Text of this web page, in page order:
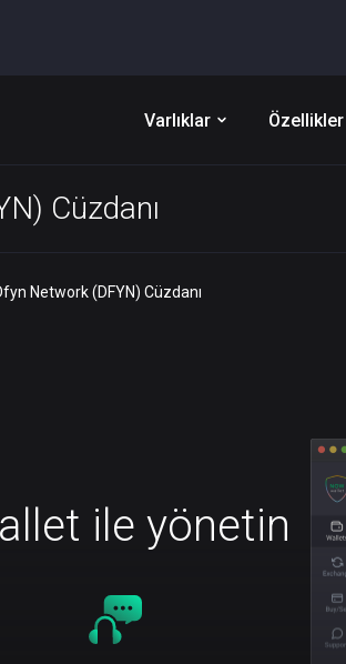
Varlıklar Özellikler
Cüzdanı
Network (DFYN) Cüzdanı
ile yönetin